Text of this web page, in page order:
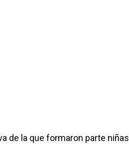
de la que formaron parte